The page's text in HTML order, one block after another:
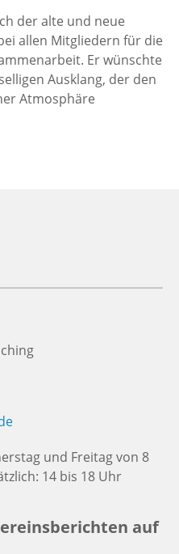
der alte und neue
allen Mitgliedern für die
Er wünschte
Ausklang, der den
Atmosphäre
und Freitag von 8
14 bis 18 Uhr
auf